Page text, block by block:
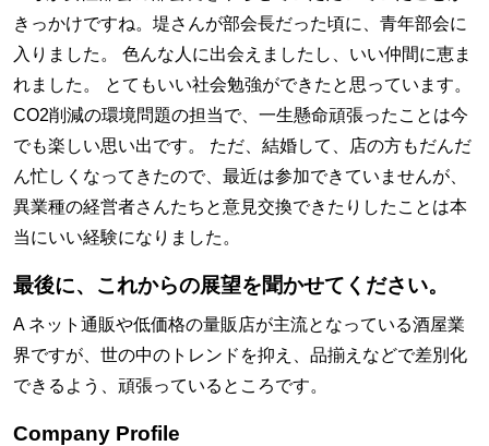
きっかけですね。堤さんが部会長だった頃に、青年部会に
入りました。 色んな人に出会えましたし、いい仲間に恵ま
れました。 とてもいい社会勉強ができたと思っています。
CO2削減の環境問題の担当で、一生懸命頑張ったことは今
でも楽しい思い出です。 ただ、結婚して、店の方もだんだ
ん忙しくなってきたので、最近は参加できていませんが、
異業種の経営者さんたちと意見交換できたりしたことは本
当にいい経験になりました。
最後に、これからの展望を聞かせてください。
A ネット通販や低価格の量販店が主流となっている酒屋業
界ですが、世の中のトレンドを抑え、品揃えなどで差別化
できるよう、頑張っているところです。
Company Profile